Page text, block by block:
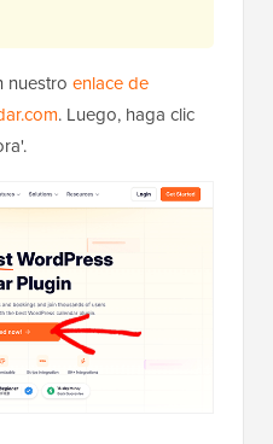
nuestro enlace de
. Luego, haga clic